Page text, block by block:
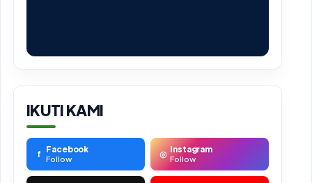
IKUTI KAMI
f Facebook
Follow ◎ Instagram
Follow